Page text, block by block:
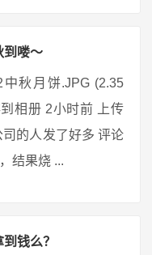
到喽～
秋月饼.JPG (2.35
相册 2小时前 上传
的人发了好多 评论
结果烧 ...
钱么？